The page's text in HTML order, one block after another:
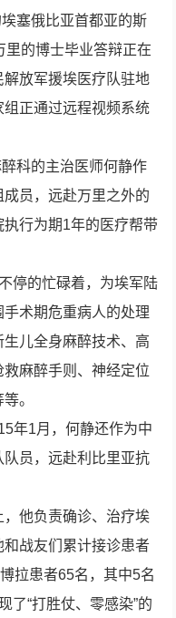
塞俄比亚首都亚的斯
里的博士毕业答辩正在
放军援埃医疗队驻地
正通过远程视频系统
科的主治医师何静作
员，远赴万里之外的
行为期1年的医疗帮带
停的忙碌着，为埃军陆
术期危重病人的处理
儿全身麻醉技术、高
麻醉手则、神经定位
。
年1月，何静还作为中
员，远赴利比里亚抗
他负责确诊、治疗埃
战友们累计接诊患者
拉患者65名，其中5名
了“打胜仗、零感染”的